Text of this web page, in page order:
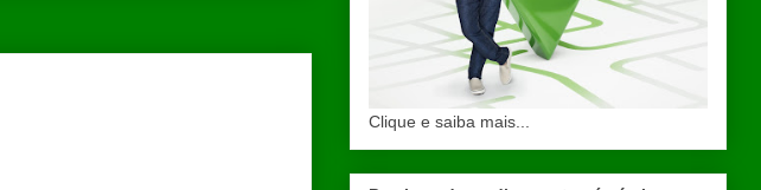
Clique e saiba mais...